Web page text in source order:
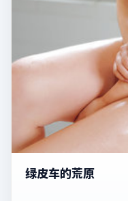
绿皮车的荒原